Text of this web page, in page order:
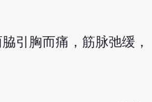
引胸而痛，筋脉弛缓，